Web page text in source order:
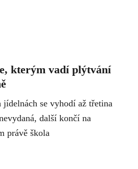
kterým vadí plýtvání
se vyhodí až třetina
další končí na
právě škola